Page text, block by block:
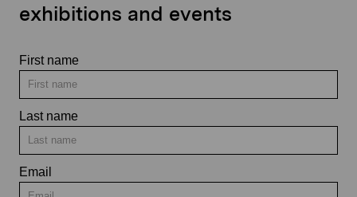
exhibitions and events
First name
Last name
Email